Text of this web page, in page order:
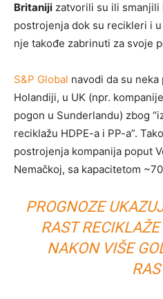
Britaniji zatvorili su ili smanjili
postrojenja dok su recikleri i
nje takođe zabrinuti za svoje
S&P Global navodi da su
Holandiji, u UK (npr.
pogon u Sunderlandu) zbog
reciklažu HDPE-a i PP-a”.
postrojenja kompanija poput
Nemačkoj, sa kapacitetom
PROGNOZE
RAST
NAKON VIŠE